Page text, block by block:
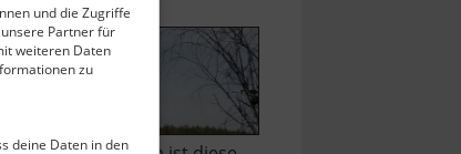
und die Zugriffe
Partner für
weiteren Daten
zu
deine Daten in den
aktuellen Standort